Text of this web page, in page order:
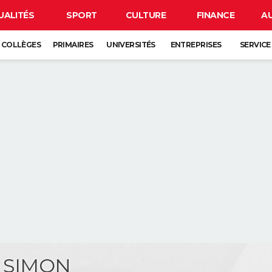
SPORT CULTURE FINANCE
COLLÈGES PRIMAIRES UNIVERSITÉS ENTREPRISES